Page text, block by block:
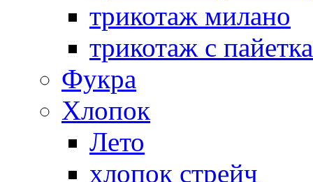
трикотаж милано
трикотаж с
Фукра
Хлопок
Лето
хлопок стрейч